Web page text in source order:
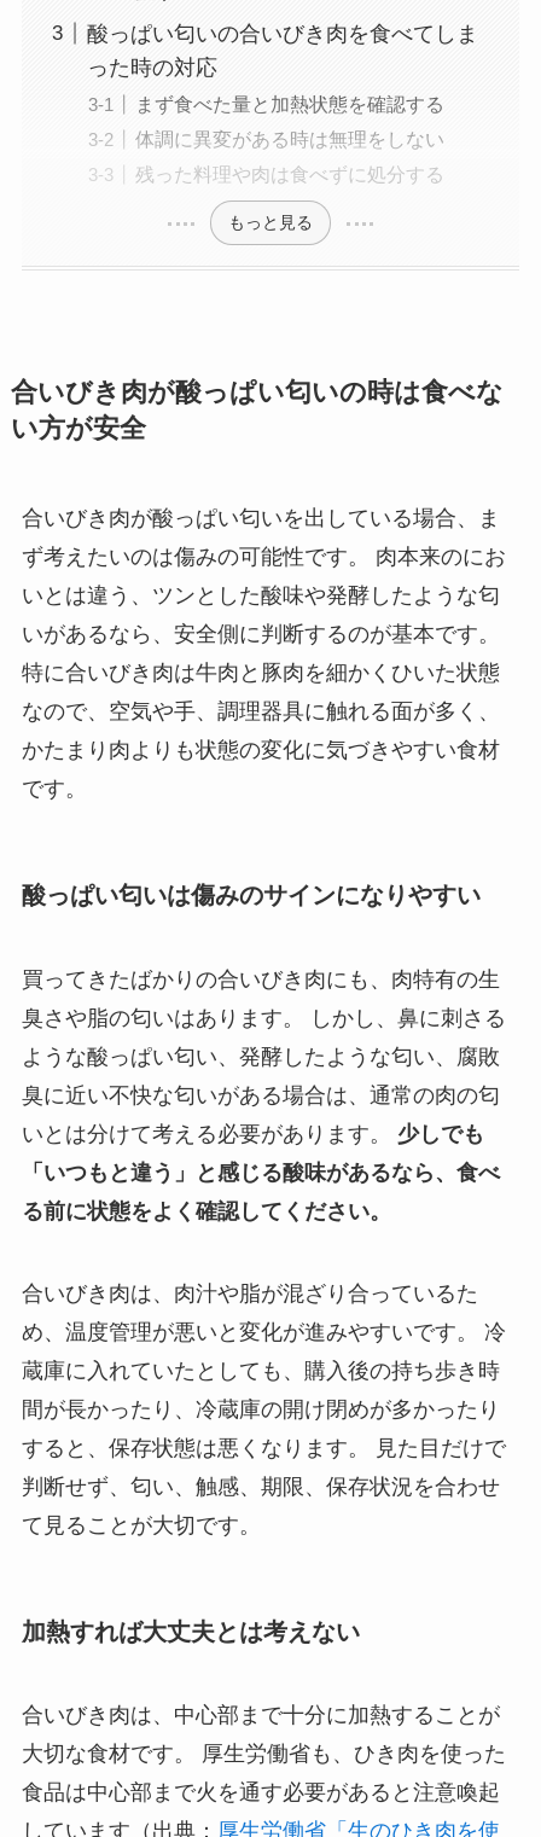
酸っぱい匂いの合いびき肉を食べてしま
った時の対応
まず食べた量と加熱状態を確認する
体調に異変がある時は無理をしない
残った料理や肉は食べずに処分する
もっと見る
合いびき肉が酸っぱい匂いの時は食べな
い方が安全
合いびき肉が酸っぱい匂いを出している場合、ま
ず考えたいのは傷みの可能性です。 肉本来のにお
いとは違う、ツンとした酸味や発酵したような匂
いがあるなら、安全側に判断するのが基本です。
特に合いびき肉は牛肉と豚肉を細かくひいた状態
なので、空気や手、調理器具に触れる面が多く、
かたまり肉よりも状態の変化に気づきやすい食材
です。
酸っぱい匂いは傷みのサインになりやすい
買ってきたばかりの合いびき肉にも、肉特有の生
臭さや脂の匂いはあります。 しかし、鼻に刺さる
ような酸っぱい匂い、発酵したような匂い、腐敗
臭に近い不快な匂いがある場合は、通常の肉の匂
いとは分けて考える必要があります。 少しでも
「いつもと違う」と感じる酸味があるなら、食べ
る前に状態をよく確認してください。
合いびき肉は、肉汁や脂が混ざり合っているた
め、温度管理が悪いと変化が進みやすいです。 冷
蔵庫に入れていたとしても、購入後の持ち歩き時
間が長かったり、冷蔵庫の開け閉めが多かったり
すると、保存状態は悪くなります。 見た目だけで
判断せず、匂い、触感、期限、保存状況を合わせ
て見ることが大切です。
加熱すれば大丈夫とは考えない
合いびき肉は、中心部まで十分に加熱することが
大切な食材です。 厚生労働省も、ひき肉を使った
食品は中心部まで火を通す必要があると注意喚起
しています（出典： 厚生労働省「生のひき肉を使